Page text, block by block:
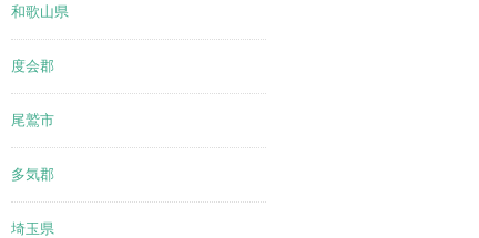
和歌山県
度会郡
尾鷲市
多気郡
埼玉県